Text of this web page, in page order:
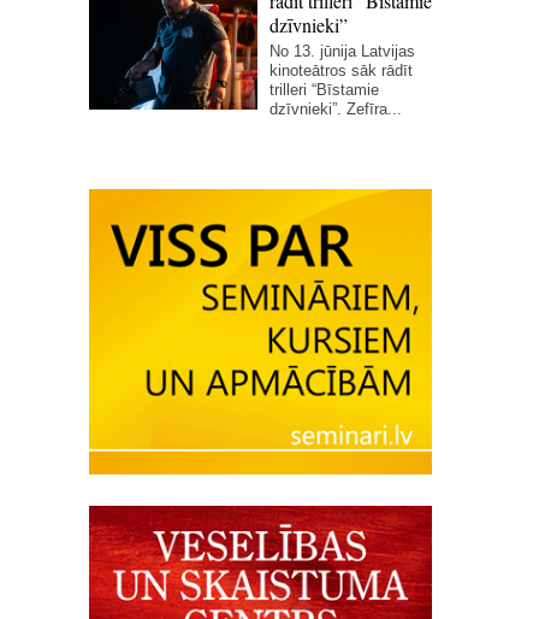
dzīvnieki”
No 13. jūnija Latvijas
kinoteātros sāk rādīt
trilleri “Bīstamie
dzīvnieki”. Zefīra...